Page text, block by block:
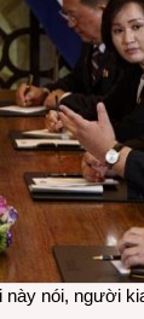
nói, người